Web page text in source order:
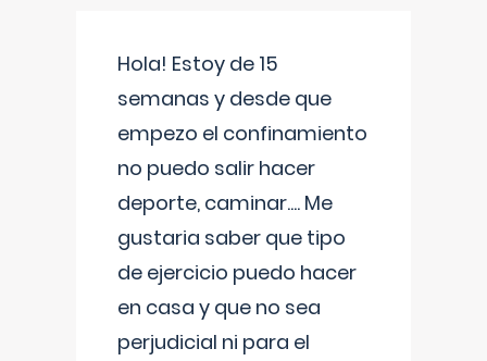
Hola! Estoy de 15
semanas y desde que
empezo el confinamiento
no puedo salir hacer
deporte, caminar.... Me
gustaria saber que tipo
de ejercicio puedo hacer
en casa y que no sea
perjudicial ni para el